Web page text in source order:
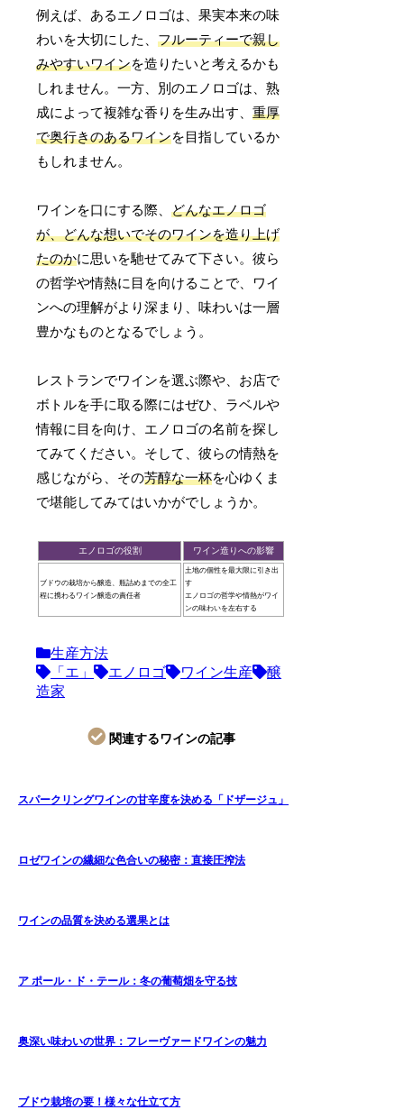
例えば、あるエノロゴは、果実本来の味
わいを大切にした、フルーティーで親し
みやすいワインを造りたいと考えるかも
しれません。一方、別のエノロゴは、熟
成によって複雑な香りを生み出す、重厚
で奥行きのあるワインを目指しているか
もしれません。
ワインを口にする際、どんなエノロゴ
が、どんな想いでそのワインを造り上げ
たのかに思いを馳せてみて下さい。彼ら
の哲学や情熱に目を向けることで、ワイ
ンへの理解がより深まり、味わいは一層
豊かなものとなるでしょう。
レストランでワインを選ぶ際や、お店で
ボトルを手に取る際にはぜひ、ラベルや
情報に目を向け、エノロゴの名前を探し
てみてください。そして、彼らの情熱を
感じながら、その芳醇な一杯を心ゆくま
で堪能してみてはいかがでしょうか。
エノロゴの役割 ワイン造りへの影響
ブドウの栽培から醸造、瓶詰めまでの全工
程に携わるワイン醸造の責任者
土地の個性を最大限に引き出
す
エノロゴの哲学や情熱がワイ
ンの味わいを左右する
生産方法
「エ」
エノロゴ ワイン生産
醸
造家
関連するワインの記事
スパークリングワインの甘辛度を決める「ドザージュ」
ロゼワインの繊細な色合いの秘密：直接圧搾法
ワインの品質を決める選果とは
ア ポール・ド・テール：冬の葡萄畑を守る技
奥深い味わいの世界：フレーヴァードワインの魅力
ブドウ栽培の要！様々な仕立て方